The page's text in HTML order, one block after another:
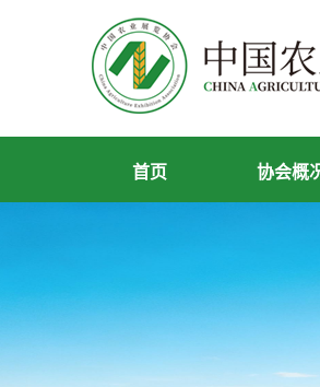
首页 协会概